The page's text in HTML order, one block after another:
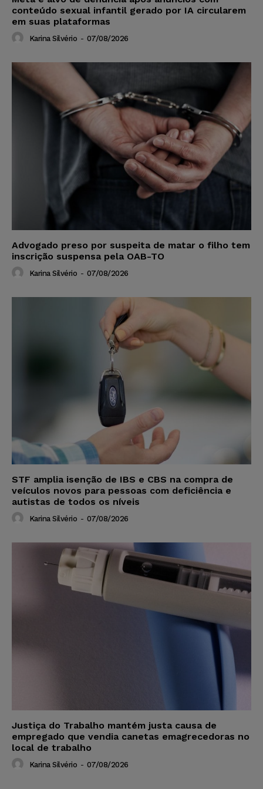
conteúdo sexual infantil gerado por IA circularem
em suas plataformas
Karina Silvério - 07/08/2026
Advogado preso por suspeita de matar o filho tem
inscrição suspensa pela OAB-TO
Karina Silvério - 07/08/2026
STF amplia isenção de IBS e CBS na compra de
veículos novos para pessoas com deficiência e
autistas de todos os níveis
Karina Silvério - 07/08/2026
Justiça do Trabalho mantém justa causa de
empregado que vendia canetas emagrecedoras no
local de trabalho
Karina Silvério - 07/08/2026